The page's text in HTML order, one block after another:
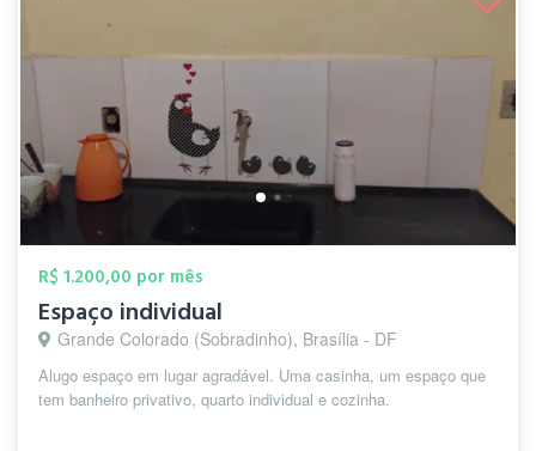
R$ 1.200,00 por mês
Espaço individual
Grande Colorado (Sobradinho), Brasília - DF
Alugo espaço em lugar agradável. Uma casinha, um espaço que
tem banheiro privativo, quarto individual e cozinha.